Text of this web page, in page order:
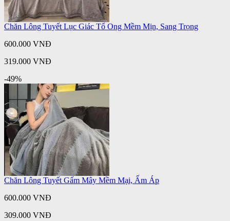
Chăn Lông Tuyết Lục Giác Tổ Ong Mềm Mịn, Sang Trọng
600.000 VNĐ
319.000 VNĐ
-49%
Chăn Lông Tuyết Gấm Mây Mềm Mại, Ấm Áp
600.000 VNĐ
309.000 VNĐ